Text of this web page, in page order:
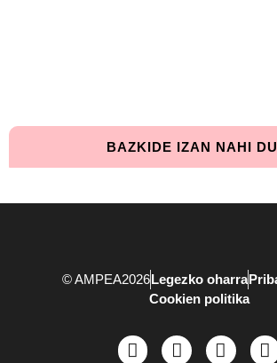
BAZKIDE IZAN NAHI
© AMPEA2026Legezko oharra
Cookien politika